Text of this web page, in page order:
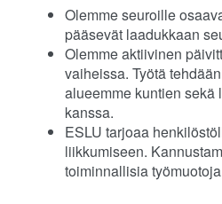
Olemme seuroille
pääsevät laadukkaan
Olemme aktiivinen
vaiheissa. Työtä
alueemme kuntien
kanssa.
ESLU tarjoaa
liikkumiseen.
toiminnallisia